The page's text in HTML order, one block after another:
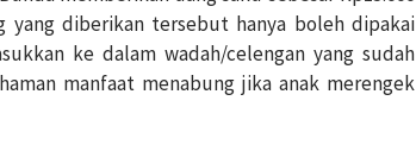
yang diberikan tersebut hanya boleh dipakai
ke dalam wadah/celengan yang sudah
manfaat menabung jika anak merengek